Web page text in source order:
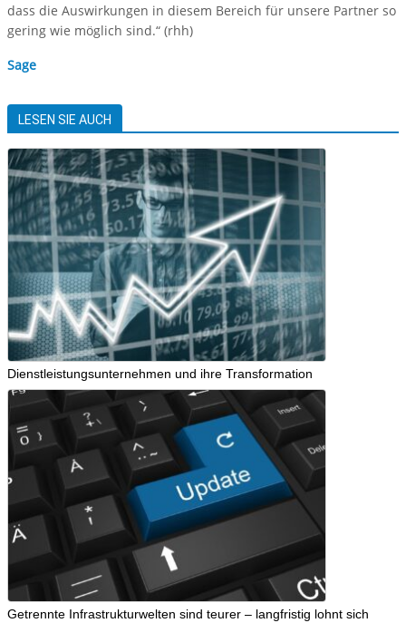
dass die Auswirkungen in diesem Bereich für unsere Partner so
gering wie möglich sind.“ (rhh)
Sage
LESEN SIE AUCH
Dienstleistungsunternehmen und ihre Transformation
Getrennte Infrastrukturwelten sind teurer – langfristig lohnt sich